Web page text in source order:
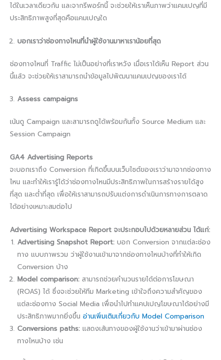
ได้ในเวลาเดียวกัน และจากรีพอร์ทนี้ จะช่วยให้เราเห็นภาพว่าแคมเปญที่มี
ประสิทธิภาพสูงที่สุดคือแคมเปญใด
บอกเราว่าช่องทางไหนที่นำผู้ใช้งานมาหาเราน้อยที่สุด
ช่องทางไหนที่ Traffic ไม่เป็นอย่างที่เราหวัง เมื่อเราได้เห็น Report ส่วน
นี้แล้ว จะช่วยให้เราสามารถนำข้อมูลไปพัฒนาแคมเปญของเราได้
Assess campaigns
เน้นดู Campaign และสามารถดูได้พร้อมกันทั้ง Source Medium และ
Session Campaign
GA4 Advertising Reports
จะบอกเราถึง Conversion ที่เกิดขึ้นบนเว็บไซต์ของเราว่ามาจากช่องทาง
ไหน และทำให้เรารู้ได้ว่าช่องทางไหนมีประสิทธิภาพในการสร้างรายได้สูง
ที่สุด และต่ำที่สุด เพื่อให้เราสามารถปรับแต่งการดำเนินการทางการตลาด
ได้อย่างเหมาะสมต่อไป
Advertising Workspace Report จะประกอบไปด้วยหลายส่วน ได้แก่:
Advertising Snapshot Report: บอก Conversion จากแต่ละช่อง
ทาง แบบภาพรวม ว่าผู้ใช้งานเข้ามาจากช่องทางไหนบ้างที่ทำให้เกิด
Conversion บ้าง
Model comparison: สามารถช่วยคำนวนรายได้ต่อการโฆษณา
(ROAS) ได้ ซึ่งจะช่วยให้ทีม Marketing เข้าใจถึงความสำคัญของ
แต่ละช่องทาง Social Media เพื่อนำไปทำแคปเปญโฆษณาได้อย่างมี
ประสิทธิภาพมากยิ่งขึ้น อ่านเพิ่มเติมเกี่ยวกับ Model Comparison
Conversions paths: แสดงเส้นทางของผู้ใช้งานว่าเข้ามาผ่านช่อง
ทางไหนบ้าง เช่น